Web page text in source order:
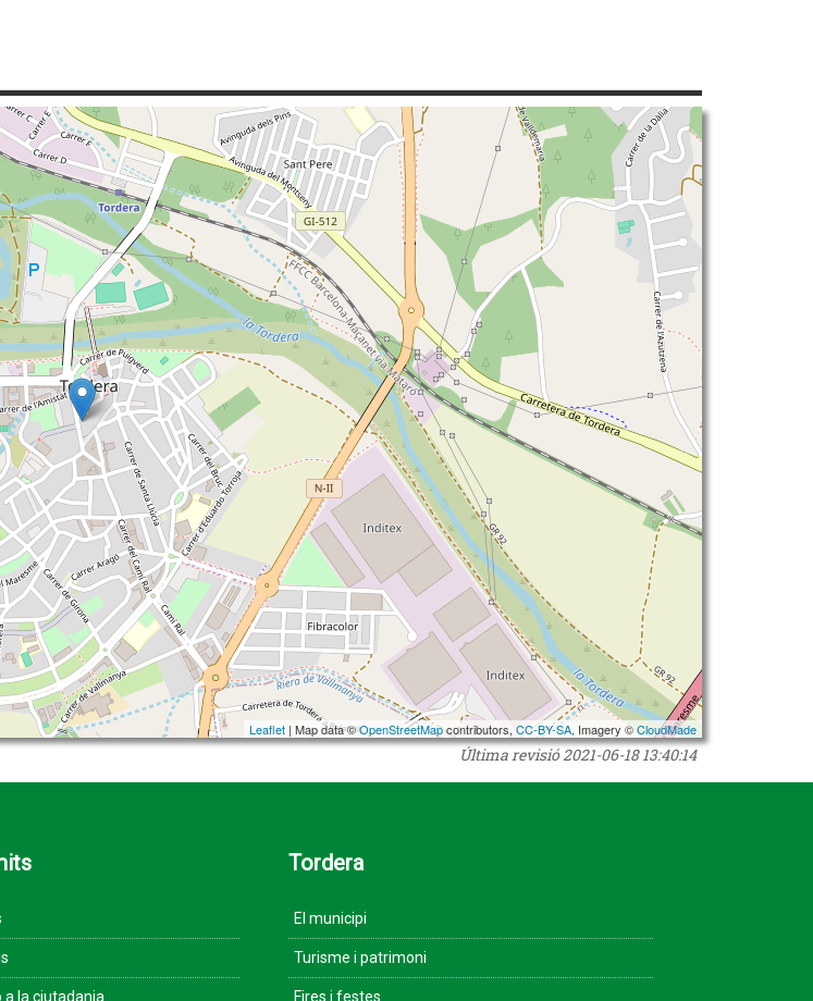
Leaflet | Map data ©OpenStreetMapcontributors, CC-BY-SA, Imagery ©CloudMade
Última revisió2021-06-18 13:40:14
la ciutadania
Tordera
El municipi
Turisme i patrimoni
Fires i festes